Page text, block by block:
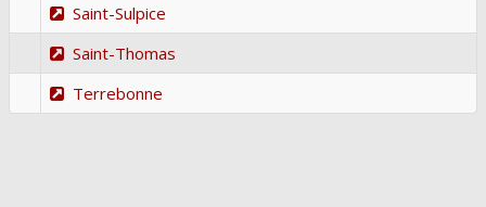
Saint-Sulpice
Saint-Thomas
Terrebonne